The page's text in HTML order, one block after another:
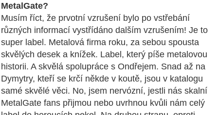
MetalGate?
Musím říct, že prvotní vzrušení bylo po vstřebání
různých informací vystřídáno dalším vzrušením! Je to
super label. Metalová firma roku, za sebou spousta
skvělých desek a knížek. Label, který píše metalovou
historii. A skvělá spolupráce s Ondřejem. Snad až na
Dymytry, kteří se krčí někde v koutě, jsou v katalogu
samé skvělé věci. No, jsem nervózní, jestli nás skalní
MetalGate fans přijmou nebo uvrhnou kvůli nám celý